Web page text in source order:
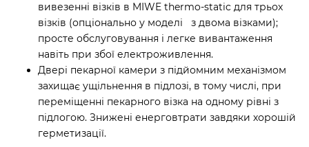
вивезенні візків в MIWE thermo-static для трьох
візків (опціонально у моделі з двома візками);
просте обслуговування і легке вивантаження
навіть при збої електроживлення.
Двері пекарної камери з підйомним механізмом
захищає ущільнення в підлозі, в тому числі, при
переміщенні пекарного візка на одному рівні з
підлогою. Знижені енерговтрати завдяки хорошій
герметизації.